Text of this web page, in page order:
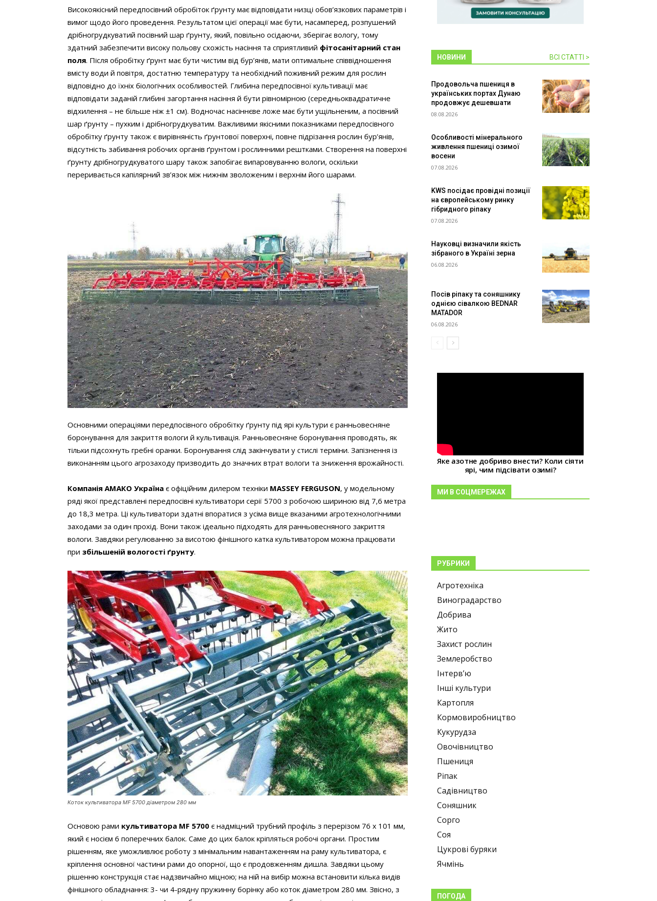
Високоякісний передпосівний обробіток ґрунту має відповідати низці обов’язкових параметрів і
вимог щодо його проведення. Результатом цієї операції має бути, насамперед, розпушений
дрібногрудкуватий посівний шар ґрунту, який, повільно осідаючи, зберігає вологу, тому
здатний забезпечити високу польову схожість насіння та сприятливий фітосанітарний стан
поля. Після обробітку ґрунт має бути чистим від бур’янів, мати оптимальне співвідношення
вмісту води й повітря, достатню температуру та необхідний поживний режим для рослин
відповідно до їхніх біологічних особливостей. Глибина передпосівної культивації має
відповідати заданій глибині загортання насіння й бути рівномірною (середньоквадратичне
відхилення – не більше ніж ±1 см). Водночас насіннєве ложе має бути ущільненим, а посівний
шар ґрунту – пухким і дрібногрудкуватим. Важливими якісними показниками передпосівного
обробітку ґрунту також є вирівняність ґрунтової поверхні, повне підрізання рослин бур’янів,
відсутність забивання робочих органів ґрунтом і рослинними рештками. Створення на поверхні
ґрунту дрібногрудкуватого шару також запобігає випаровуванню вологи, оскільки
переривається капілярний зв’язок між нижнім зволоженим і верхнім його шарами.
Основними операціями передпосівного обробітку ґрунту під ярі культури є ранньовесняне
боронування для закриття вологи й культивація. Ранньовесняне боронування проводять, як
тільки підсохнуть гребні оранки. Боронування слід закінчувати у стислі терміни. Запізнення із
виконанням цього агрозаходу призводить до значних втрат вологи та зниження врожайності.
Компанія АМАКО Україна є офіційним дилером техніки MASSEY FERGUSON, у модельному
ряді якої представлені передпосівні культиватори серії 5700 з робочою шириною від 7,6 метра
до 18,3 метра. Ці культиватори здатні впоратися з усіма вище вказаними агротехнологічними
заходами за один прохід. Вони також ідеально підходять для ранньовесняного закриття
вологи. Завдяки регулюванню за висотою фінішного катка культиватором можна працювати
при збільшеній вологості ґрунту.
Коток культиватора MF 5700 діаметром 280 мм
Основою рами культиватора MF 5700 є надміцний трубний профіль з перерізом 76 х 101 мм,
який є носієм 6 поперечних балок. Саме до цих балок кріпляться робочі органи. Простим
рішенням, яке уможливлює роботу з мінімальним навантаженням на раму культиватора, є
кріплення основної частини рами до опорної, що є продовженням дишла. Завдяки цьому
рішенню конструкція стає надзвичайно міцною; на ній на вибір можна встановити кілька видів
фінішного обладнання: 3- чи 4-рядну пружинну борінку або коток діаметром 280 мм. Звісно, з
НОВИНИ ВСІ СТАТТІ >
Продовольча пшениця в
українських портах Дунаю
продовжує дешевшати
08.08.2026
Особливості мінерального
живлення пшениці озимої
восени
07.08.2026
KWS посідає провідні позиції
на європейському ринку
гібридного ріпаку
07.08.2026
Науковці визначили якість
зібраного в Україні зерна
06.08.2026
Посів ріпаку та соняшнику
однією сівалкою BEDNAR
MATADOR
06.08.2026
Яке азотне добриво внести? Коли сіяти
ярі, чим підсівати озимі?
МИ В СОЦМЕРЕЖАХ
РУБРИКИ
Агротехніка
Виноградарство
Добрива
Жито
Захист рослин
Землеробство
Інтерв’ю
Інші культури
Картопля
Кормовиробництво
Кукурудза
Овочівництво
Пшениця
Ріпак
Садівництво
Соняшник
Сорго
Соя
Цукрові буряки
Ячмінь
ПОГОДА